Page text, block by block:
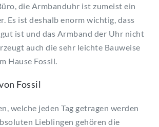
die Armbanduhr ist zumeist ein
Es ist deshalb enorm wichtig, dass
ist und das Armband der Uhr nicht
auch die sehr leichte Bauweise
Hause Fossil.
Fossil
welche jeden Tag getragen werden
Lieblingen gehören die